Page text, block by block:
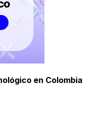
en Colombia